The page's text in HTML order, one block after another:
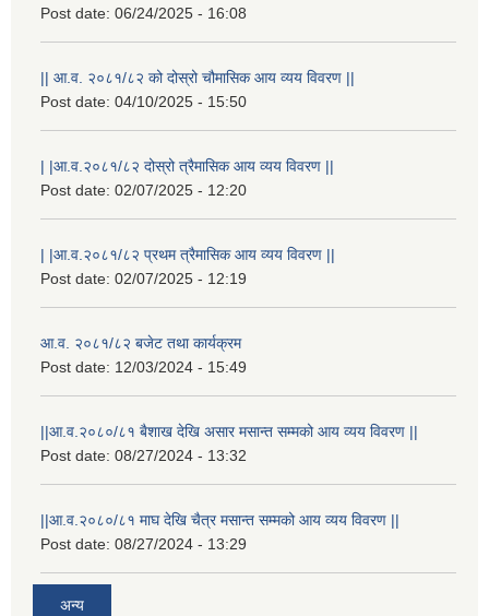
Post date: 06/24/2025 - 16:08
|| आ.व. २०८१/८२ को दोस्रो चौमासिक आय व्यय विवरण ||
Post date: 04/10/2025 - 15:50
| |आ.व.२०८१/८२ दोस्रो त्रैमासिक आय व्यय विवरण ||
Post date: 02/07/2025 - 12:20
| |आ.व.२०८१/८२ प्रथम त्रैमासिक आय व्यय विवरण ||
Post date: 02/07/2025 - 12:19
आ.व. २०८१/८२ बजेट तथा कार्यक्रम
Post date: 12/03/2024 - 15:49
||आ.व.२०८०/८१ बैशाख देखि असार मसान्त सम्मको आय व्यय विवरण ||
Post date: 08/27/2024 - 13:32
||आ.व.२०८०/८१ माघ देखि चैत्र मसान्त सम्मको आय व्यय विवरण ||
Post date: 08/27/2024 - 13:29
अन्य